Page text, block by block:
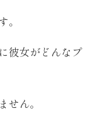
彼女がどんなプ
ん。